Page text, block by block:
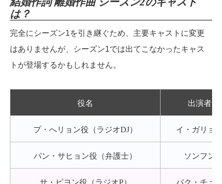
は？
完全にシーズン1を引き継ぐため、主要キャストに変更
はありませんが、シーズン1では出てこなかったキャス
トが登場するかもしれません。
役名 出演者
プ・へリョン役（ラジオDJ） イ・ガリョ
パン・サヒョン役（弁護士） ソンフン